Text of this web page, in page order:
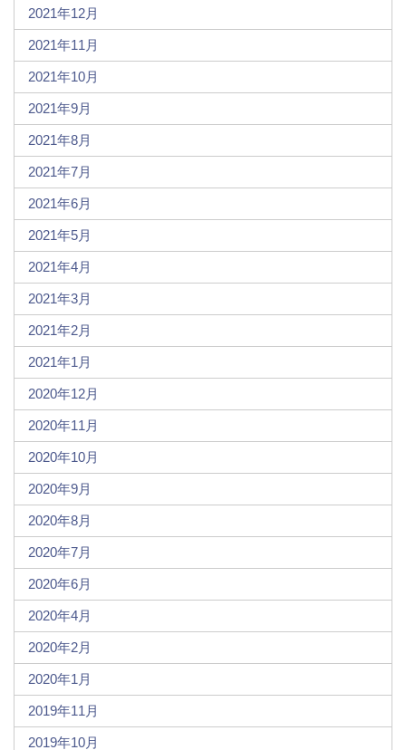
2021年12月
2021年11月
2021年10月
2021年9月
2021年8月
2021年7月
2021年6月
2021年5月
2021年4月
2021年3月
2021年2月
2021年1月
2020年12月
2020年11月
2020年10月
2020年9月
2020年8月
2020年7月
2020年6月
2020年4月
2020年2月
2020年1月
2019年11月
2019年10月